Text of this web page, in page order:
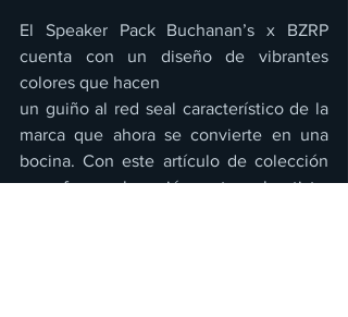
El Speaker Pack Buchanan’s x BZRP
cuenta con un diseño de vibrantes
colores que hacen
un guiño al red seal característico de la
marca que ahora se convierte en una
bocina. Con este artículo de colección
se refuerza la unión entre el artista,